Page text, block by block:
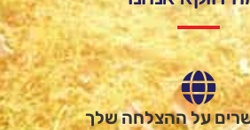
על ההצלחה שלך